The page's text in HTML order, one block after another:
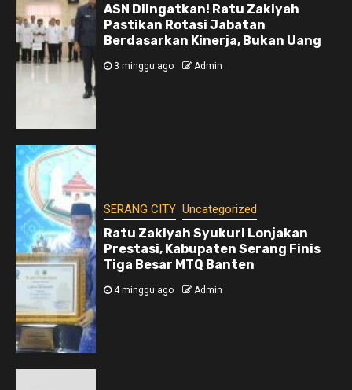
ASN Diingatkan! Ratu Zakiyah
Pastikan Rotasi Jabatan
Berdasarkan Kinerja, Bukan Uang
3 minggu ago Admin
SERANG CITY Uncategorized
Ratu Zakiyah Syukuri Lonjakan
Prestasi, Kabupaten Serang Finis
Tiga Besar MTQ Banten
4 minggu ago Admin